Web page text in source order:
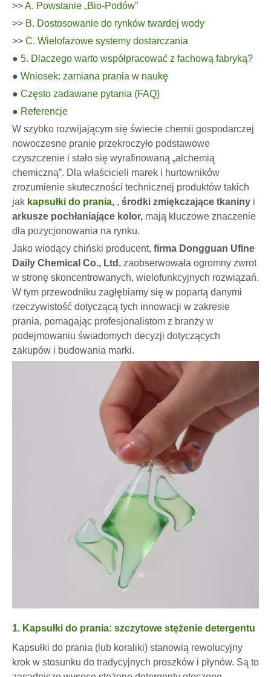
>>A. Powstanie „Bio-Podów”
>> B. Dostosowanie do rynków twardej wody
>> C. Wielofazowe systemy dostarczania
● 5. Dlaczego warto współpracować z fachową fabryką?
● Wniosek: zamiana prania w naukę
● Często zadawane pytania (FAQ)
● Referencje
W szybko rozwijającym się świecie chemii gospodarczej
nowoczesne pranie przekroczyło podstawowe
czyszczenie i stało się wyrafinowaną „alchemią
chemiczną”. Dla właścicieli marek i hurtowników
zrozumienie skuteczności technicznej produktów takich
jak kapsułki do prania, , środki zmiękczające tkaniny i
arkusze pochłaniające kolor, mają kluczowe znaczenie
dla pozycjonowania na rynku.
Jako wiodący chiński producent, firma Dongguan Ufine
Daily Chemical Co., Ltd. zaobserwowała ogromny zwrot
w stronę skoncentrowanych, wielofunkcyjnych rozwiązań.
W tym przewodniku zagłębiamy się w popartą danymi
rzeczywistość dotyczącą tych innowacji w zakresie
prania, pomagając profesjonalistom z branży w
podejmowaniu świadomych decyzji dotyczących
zakupów i budowania marki.
1. Kapsułki do prania: szczytowe stężenie detergentu
Kapsułki do prania (lub koraliki) stanowią rewolucyjny
krok w stosunku do tradycyjnych proszków i płynów. Są to